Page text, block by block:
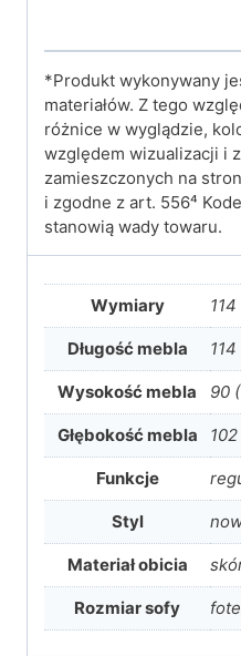
*Produkt wykonywany
materiałów. Z tego
różnice w wyglądzie,
względem wizualizacji i
zamieszczonych na
i zgodne z art. 556⁴
stanowią wady towaru.
Wymiary
Długość mebla 114
Wysokość mebla 90
Głębokość mebla 102
Funkcje
Styl
Materiał obicia
Rozmiar sofy